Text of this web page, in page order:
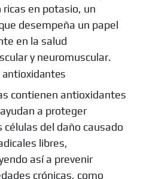
ricas en potasio, un
desempeña un papel
en la salud
y neuromuscular.
antioxidantes
contienen antioxidantes
a proteger
células del daño causado
libres,
así a prevenir
crónicas, como